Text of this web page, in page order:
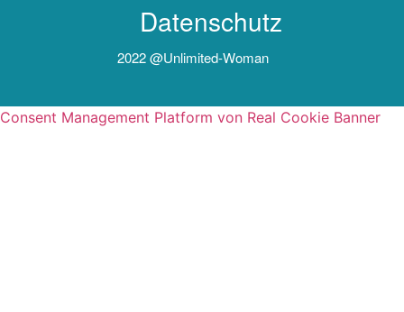
Datenschutz
2022 @unlimited-Woman
Consent Management Platform von Real Cookie Banner